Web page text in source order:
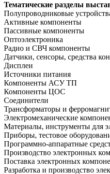
Тематические разделы
Полупроводниковые
Активные компоненты
Пассивные компоненты
Оптоэлектроника
Радио и СВЧ компоненты
Датчики, сенсоры, средства
Дисплеи
Источники питания
Компоненты АСУ ТП
Компоненты ЦОС
Соединители
Трансформаторы и
Электромеханические
Материалы, инструменты для
Приборы, тестовое
Программно-аппаратные
Производство электронных
Поставка электронных
Разработка и производство